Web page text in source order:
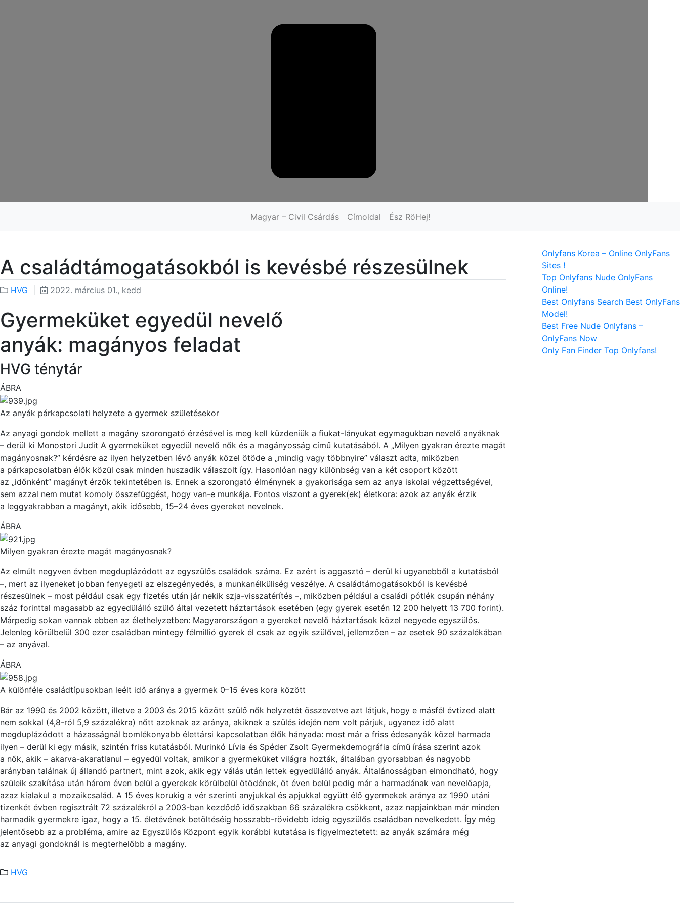
Magyar – Civil Csárdás Címoldal Ész RöHej!
A családtámogatásokból is kevésbé részesülnek
HVG 2022. március 01., kedd
Gyermeküket egyedül nevelő
anyák: magányos feladat
HVG ténytár
ÁBRA
Az anyák párkapcsolati helyzete a gyermek születésekor
Az anyagi gondok mellett a magány szorongató érzésével is meg kell küzdeniük a fiukat-lányukat egymagukban nevelő anyáknak
– derül ki Monostori Judit A gyermeküket egyedül nevelő nők és a magányosság című kutatásából. A „Milyen gyakran érezte magát
magányosnak?” kérdésre az ilyen helyzetben lévő anyák közel ötöde a „mindig vagy többnyire” választ adta, miközben
a párkapcsolatban élők közül csak minden huszadik válaszolt így. Hasonlóan nagy különbség van a két csoport között
az „időnként” magányt érzők tekintetében is. Ennek a szorongató élménynek a gyakorisága sem az anya iskolai végzettségével,
sem azzal nem mutat komoly összefüggést, hogy van-e munkája. Fontos viszont a gyerek(ek) életkora: azok az anyák érzik
a leggyakrabban a magányt, akik idősebb, 15–24 éves gyereket nevelnek.
ÁBRA
Milyen gyakran érezte magát magányosnak?
Az elmúlt negyven évben megduplázódott az egyszülős családok száma. Ez azért is aggasztó – derül ki ugyanebből a kutatásból
–, mert az ilyeneket jobban fenyegeti az elszegényedés, a munkanélküliség veszélye. A családtámogatásokból is kevésbé
részesülnek – most például csak egy fizetés után jár nekik szja-visszatérítés –, miközben például a családi pótlék csupán néhány
száz forinttal magasabb az egyedülálló szülő által vezetett háztartások esetében (egy gyerek esetén 12 200 helyett 13 700 forint).
Márpedig sokan vannak ebben az élethelyzetben: Magyarországon a gyereket nevelő háztartások közel negyede egyszülős.
Jelenleg körülbelül 300 ezer családban mintegy félmillió gyerek él csak az egyik szülővel, jellemzően – az esetek 90 százalékában
– az anyával.
ÁBRA
A különféle családtípusokban leélt idő aránya a gyermek 0–15 éves kora között
Bár az 1990 és 2002 között, illetve a 2003 és 2015 között szülő nők helyzetét összevetve azt látjuk, hogy e másfél évtized alatt
nem sokkal (4,8-ról 5,9 százalékra) nőtt azoknak az aránya, akiknek a szülés idején nem volt párjuk, ugyanez idő alatt
megduplázódott a házasságnál bomlékonyabb élettársi kapcsolatban élők hányada: most már a friss édesanyák közel harmada
ilyen – derül ki egy másik, szintén friss kutatásból. Murinkó Lívia és Spéder Zsolt Gyermekdemográfia című írása szerint azok
a nők, akik – akarva-akaratlanul – egyedül voltak, amikor a gyermeküket világra hozták, általában gyorsabban és nagyobb
arányban találnak új állandó partnert, mint azok, akik egy válás után lettek egyedülálló anyák. Általánosságban elmondható, hogy
szüleik szakítása után három éven belül a gyerekek körülbelül ötödének, öt éven belül pedig már a harmadának van nevelőapja,
azaz kialakul a mozaikcsalád. A 15 éves korukig a vér szerinti anyjukkal és apjukkal együtt élő gyermekek aránya az 1990 utáni
tizenkét évben regisztrált 72 százalékról a 2003-ban kezdődő időszakban 66 százalékra csökkent, azaz napjainkban már minden
harmadik gyermekre igaz, hogy a 15. életévének betöltéséig hosszabb-rövidebb ideig egyszülős családban nevelkedett. Így még
jelentősebb az a probléma, amire az Egyszülős Központ egyik korábbi kutatása is figyelmeztetett: az anyák számára még
az anyagi gondoknál is megterhelőbb a magány.
HVG
Onlyfans Korea – Online OnlyFans
Sites !
Top Onlyfans Nude OnlyFans
Online!
Best Onlyfans Search Best OnlyFans
Model!
Best Free Nude Onlyfans –
OnlyFans Now
Only Fan Finder Top Onlyfans!